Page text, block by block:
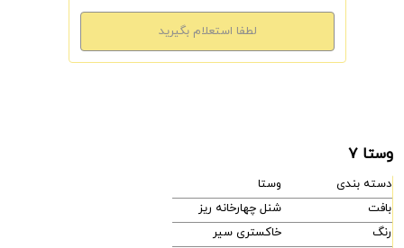
وستا 7
دسته بندی
وستا
بافت
شنل چهارخانه ریز
رنگ
خاکستری سیر